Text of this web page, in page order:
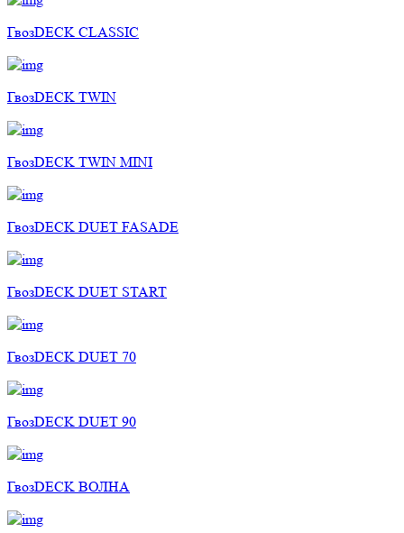
ГвозDECK CLASSIC
ГвозDECK TWIN
ГвозDECK TWIN MINI
ГвозDECK DUET FASADE
ГвозDECK DUET START
ГвозDECK DUET 70
ГвозDECK DUET 90
ГвозDECK ВОЛНА